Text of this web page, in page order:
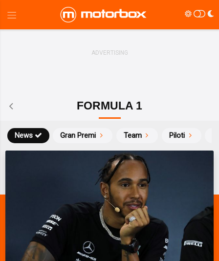
FORMULA 1
News Gran Premi Team Piloti